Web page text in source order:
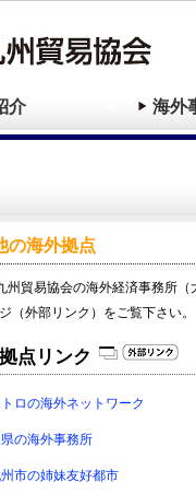
介 海外
の海外拠点
州貿易協会の海外経済事務所
（外部リンク）をご覧下さい。
点リンク
ロの海外ネットワーク
の海外事務所
市の姉妹友好都市